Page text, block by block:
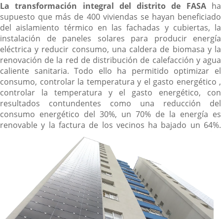
La transformación integral del distrito de FASAha
supuesto que más de 400 viviendas se hayan beneficiado
del aislamiento térmico en las fachadas y cubiertas, la
instalación de paneles solares para producir energía
eléctrica y reducir consumo, una caldera de biomasa y la
renovación de la red de distribución de calefacción y agua
caliente sanitaria. Todo ello ha permitido optimizar el
consumo, controlar la temperatura y el gasto energético ,
controlar la temperatura y el gasto energético, con
resultados contundentes como una reducción del
consumo energético del 30%, un 70% de la energía es
renovable y la factura de los vecinos ha bajado un 64%.